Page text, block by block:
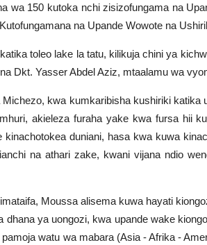
150 kutoka nchi zisizofungama na
na Upande Wowote na
toleo lake la tatu, kilikuja chini ya
Dkt. Yasser Abdel Aziz, mtaalamu wa
kwa kumkaribisha kushiriki katika
akieleza furaha yake kwa fursa hii
duniani, hasa kwa kuwa
na athari zake, kwani vijana ndio
Moussa alisema kuwa hayati
ya uongozi, kwa upande wake
watu wa mabara (Asia - Afrika -